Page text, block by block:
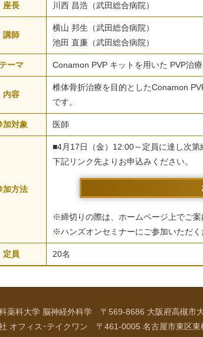
座長 川西 昌浩（武田総合病院）
講師
横山 邦生（武田総合病院）
池田 直廉（武田総合病院）
ーマ Conamon PVP キットを用いた PVP治
内容
椎体骨折治療を目的としたConamon
です。
加対象 医師
加方法
■4月17日（金）12:00～定員に達し次第
下記リンク先よりお申込みください。
※締切りの際は、ホームページ上でご案
※ハンズオンセミナーにご参加いただく
定員 20名
科大学 脳神経外科学 〒569-8686 大阪府高槻
オフィス･テイクワン 〒461-0005 名古屋市東区東